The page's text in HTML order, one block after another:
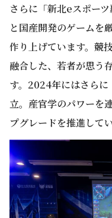
さらに「新北eスポー
と国産開発のゲームを
作り上げています。競
融合した、若者が思う
す。2024年にはさら
立。産官学のパワーを
プグレードを推進してい